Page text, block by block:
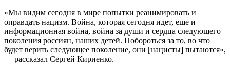
«Мы видим сегодня в мире попытки реанимировать и
оправдать нацизм. Война, которая сегодня идет, еще и
информационная война, война за души и сердца следующего
поколения россиян, наших детей. Побороться за то, во что
будет верить следующее поколение, они [нацисты] пытаются»,
— рассказал Сергей Кириенко.